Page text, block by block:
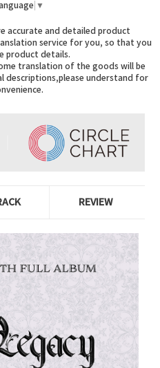
▼
accurate and detailed product
service for you, so that you
product details.
translation of the goods will be
understand for
REVIEW